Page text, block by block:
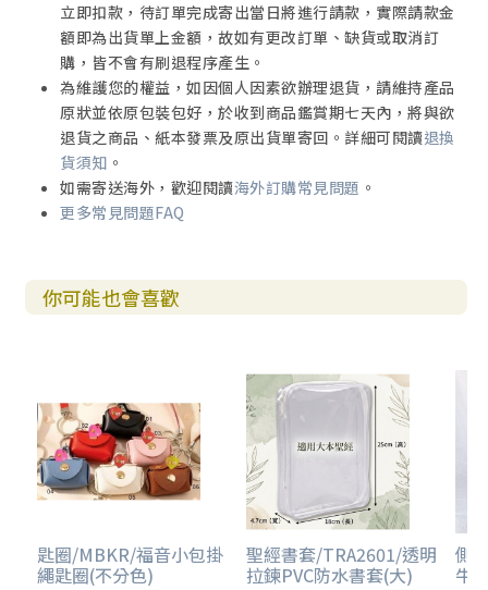
立即扣款，待訂單完成寄出當日將進行請款，實際請款金
額即為出貨單上金額，故如有更改訂單、缺貨或取消訂
購，皆不會有刷退程序產生。
為維護您的權益，如因個人因素欲辦理退貨，請維持產品
原狀並依原包裝包好，於收到商品鑑賞期七天內，將與欲
退貨之商品、紙本發票及原出貨單寄回。詳細可閱讀退換
貨須知 。
如需寄送海外，歡迎閱讀海外訂購常見問題 。
更多常見問題FAQ
你可能也會喜歡
匙圈/MBKR/福音小包掛
繩匙圈(不分色)
聖經書套/TRA2601/透明
拉鍊PVC防水書套(大)
側
牛